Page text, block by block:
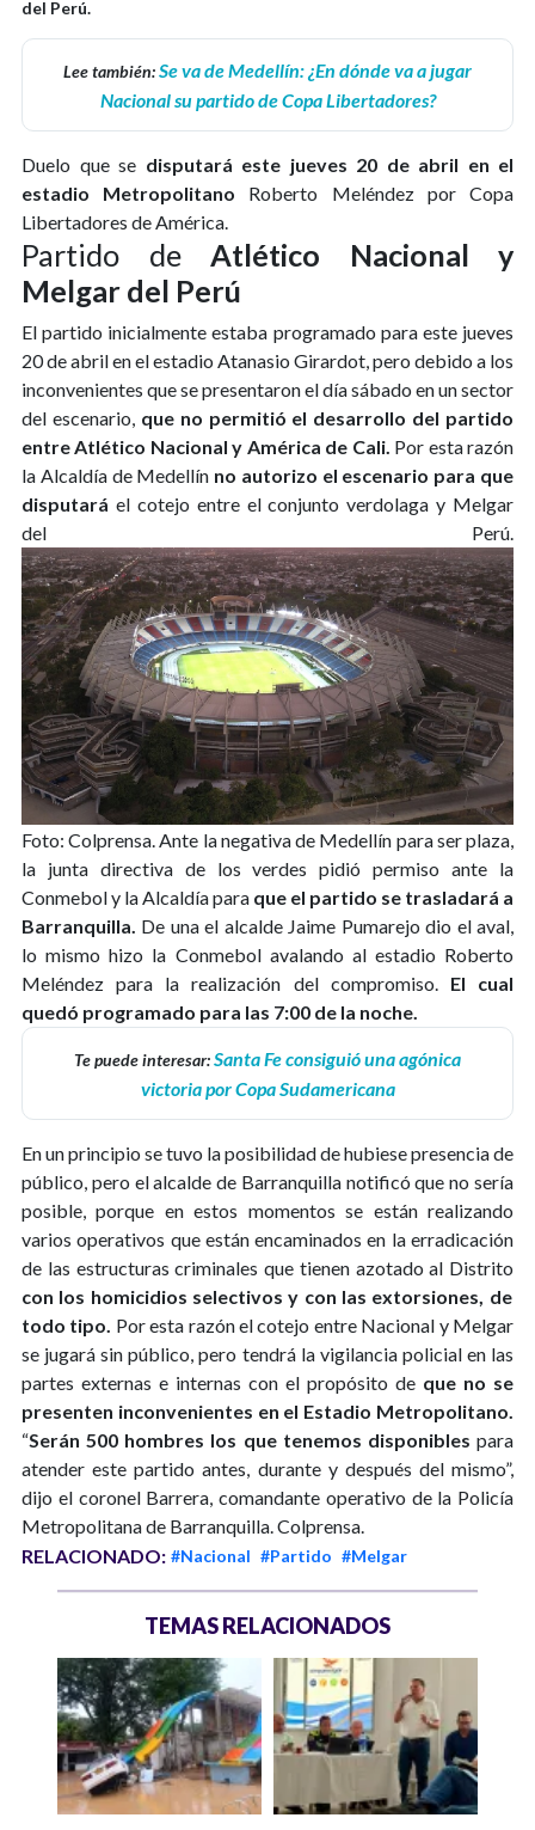
del Perú.
Lee también:Se va de Medellín: ¿En dónde va a jugar
Nacional su partido de Copa Libertadores?
Duelo que se disputará este jueves 20 de abril en el
estadio Metropolitano Roberto Meléndez por Copa
Libertadores de América.
Partido de Atlético Nacional y
Melgar del Perú
El partido inicialmente estaba programado para este jueves
20 de abril en el estadio Atanasio Girardot, pero debido a los
inconvenientes que se presentaron el día sábado en un sector
del escenario, que no permitió el desarrollo del partido
entre Atlético Nacional y América de Cali. Por esta razón
la Alcaldía de Medellín no autorizo el escenario para que
disputará el cotejo entre el conjunto verdolaga y Melgar
del Perú.
Foto: Colprensa. Ante la negativa de Medellín para ser plaza,
la junta directiva de los verdes pidió permiso ante la
Conmebol y la Alcaldía para que el partido se trasladará a
Barranquilla. De una el alcalde Jaime Pumarejo dio el aval,
lo mismo hizo la Conmebol avalando al estadio Roberto
Meléndez para la realización del compromiso. El cual
quedó programado para las 7:00 de la noche.
Te puede interesar:Santa Fe consiguió una agónica
victoria por Copa Sudamericana
En un principio se tuvo la posibilidad de hubiese presencia de
público, pero el alcalde de Barranquilla notificó que no sería
posible, porque en estos momentos se están realizando
varios operativos que están encaminados en la erradicación
de las estructuras criminales que tienen azotado al Distrito
con los homicidios selectivos y con las extorsiones, de
todo tipo. Por esta razón el cotejo entre Nacional y Melgar
se jugará sin público, pero tendrá la vigilancia policial en las
partes externas e internas con el propósito de que no se
presenten inconvenientes en el Estadio Metropolitano.
“Serán 500 hombres los que tenemos disponibles para
atender este partido antes, durante y después del mismo”,
dijo el coronel Barrera, comandante operativo de la Policía
Metropolitana de Barranquilla. Colprensa.
RELACIONADO: #Nacional #Partido #Melgar
TEMAS RELACIONADOS